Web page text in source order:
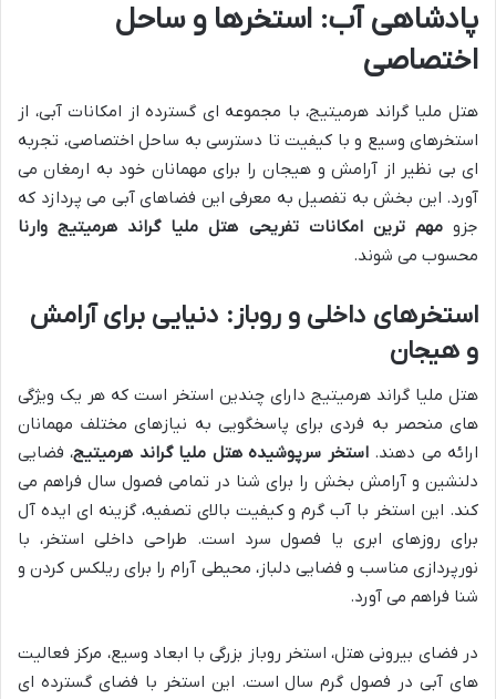
پادشاهی آب: استخرها و ساحل
اختصاصی
هتل ملیا گراند هرمیتیج، با مجموعه ای گسترده از امکانات آبی، از
استخرهای وسیع و با کیفیت تا دسترسی به ساحل اختصاصی، تجربه
ای بی نظیر از آرامش و هیجان را برای مهمانان خود به ارمغان می
آورد. این بخش به تفصیل به معرفی این فضاهای آبی می پردازد که
جزومهم ترین امکانات تفریحی هتل ملیا گراند هرمیتیج وارنا
محسوب می شوند.
استخرهای داخلی و روباز: دنیایی برای آرامش
و هیجان
هتل ملیا گراند هرمیتیج دارای چندین استخر است که هر یک ویژگی
های منحصر به فردی برای پاسخگویی به نیازهای مختلف مهمانان
ارائه می دهند.استخر سرپوشیده هتل ملیا گراند هرمیتیج، فضایی
دلنشین و آرامش بخش را برای شنا در تمامی فصول سال فراهم می
کند. این استخر با آب گرم و کیفیت بالای تصفیه، گزینه ای ایده آل
برای روزهای ابری یا فصول سرد است. طراحی داخلی استخر، با
نورپردازی مناسب و فضایی دلباز، محیطی آرام را برای ریلکس کردن و
شنا فراهم می آورد.
در فضای بیرونی هتل، استخر روباز بزرگی با ابعاد وسیع، مرکز فعالیت
های آبی در فصول گرم سال است. این استخر با فضای گسترده ای